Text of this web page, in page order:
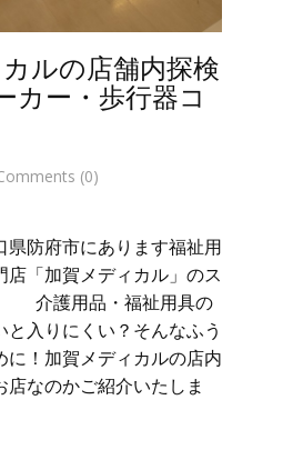
ルの店舗内探検
カー・歩行器コ
(0)
県防府市にあります福祉用
店「加賀メディカル」のス
介護用品・福祉用具の
と入りにくい？そんなふう
に！加賀メディカルの店内
店なのかご紹介いたしま